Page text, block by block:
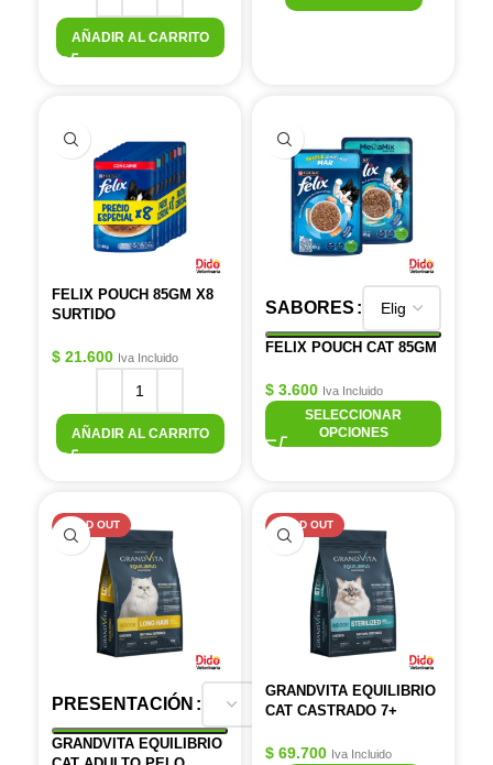
AÑADIR AL CARRITO
FELIX POUCH 85GM X8
SURTIDO
$ 21.600 Iva Incluido
AÑADIR AL CARRITO
SABORES
FELIX POUCH CAT 85GM
$ 3.600 Iva Incluido
SELECCIONAR
OPCIONES
SOLD OUT
PRESENTACIÓN
GRANDVITA EQUILIBRIO
SOLD OUT
GRANDVITA EQUILIBRIO
CAT CASTRADO 7+
$ 69.700 Iva Incluido